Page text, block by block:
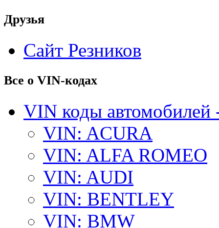
Друзья
Сайт Резников
Все о VIN-кодах
VIN коды автомобилей
VIN: ACURA
VIN: ALFA ROMEO
VIN: AUDI
VIN: BENTLEY
VIN: BMW